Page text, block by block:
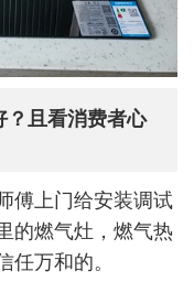
且看消费者心
傅上门给安装调试
的燃气灶，燃气热
万和的。